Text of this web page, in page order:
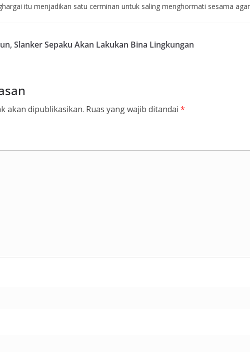
itu menjadikan satu cerminan untuk saling menghormati sesama
Slanker Sepaku Akan Lakukan Bina Lingkungan
akan dipublikasikan. Ruas yang wajib ditandai *